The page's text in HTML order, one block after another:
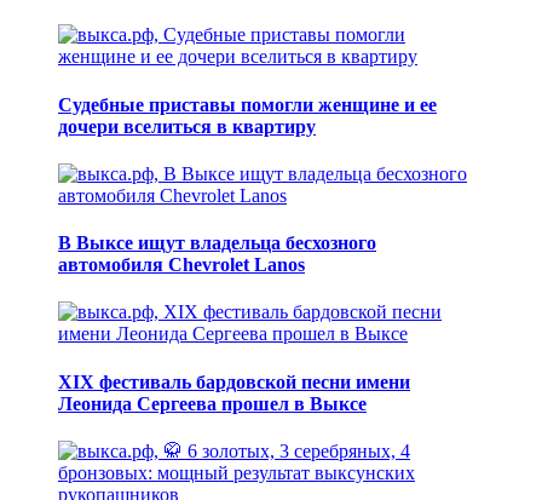
Судебные приставы помогли женщине и ее
дочери вселиться в квартиру
В Выксе ищут владельца бесхозного
автомобиля Chevrolet Lanos
XIX фестиваль бардовской песни имени
Леонида Сергеева прошел в Выксе